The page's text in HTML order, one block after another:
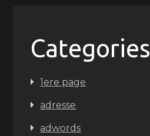
Categories
1ere page
adresse
adwords